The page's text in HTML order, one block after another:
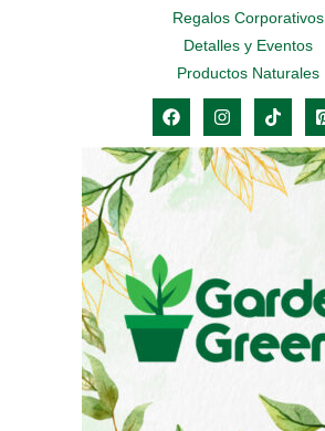
Regalos Corporativos
Detalles y Eventos
Productos Naturales